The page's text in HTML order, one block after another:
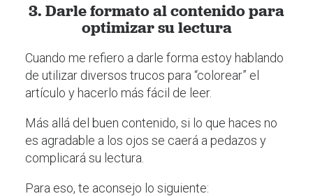
3. Darle formato al contenido para
optimizar su lectura
Cuando me refiero a darle forma estoy hablando
de utilizar diversos trucos para “colorear” el
artículo y hacerlo más fácil de leer.
Más allá del buen contenido, si lo que haces no
es agradable a los ojos se caerá a pedazos y
complicará su lectura.
Para eso, te aconsejo lo siguiente: